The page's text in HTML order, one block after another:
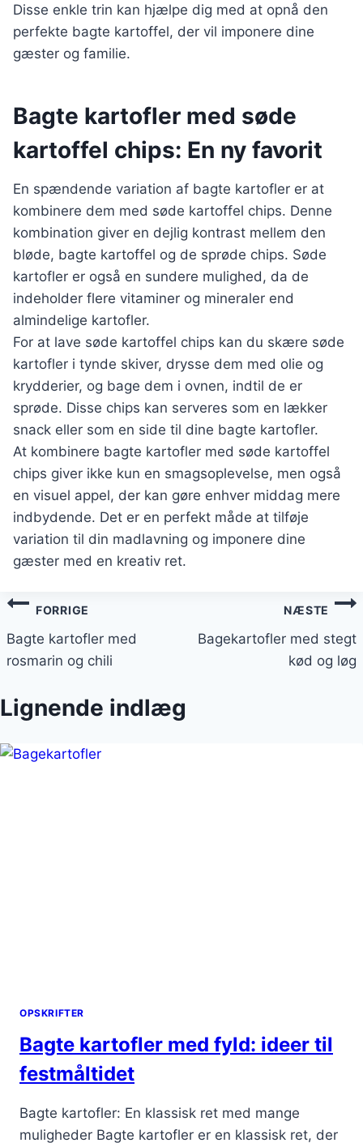
Disse enkle trin kan hjælpe dig med at opnå den
perfekte bagte kartoffel, der vil imponere dine
gæster og familie.
Bagte kartofler med søde
kartoffel chips: En ny favorit
En spændende variation af bagte kartofler er at
kombinere dem med søde kartoffel chips. Denne
kombination giver en dejlig kontrast mellem den
bløde, bagte kartoffel og de sprøde chips. Søde
kartofler er også en sundere mulighed, da de
indeholder flere vitaminer og mineraler end
almindelige kartofler.
For at lave søde kartoffel chips kan du skære søde
kartofler i tynde skiver, drysse dem med olie og
krydderier, og bage dem i ovnen, indtil de er
sprøde. Disse chips kan serveres som en lækker
snack eller som en side til dine bagte kartofler.
At kombinere bagte kartofler med søde kartoffel
chips giver ikke kun en smagsoplevelse, men også
en visuel appel, der kan gøre enhver middag mere
indbydende. Det er en perfekt måde at tilføje
variation til din madlavning og imponere dine
gæster med en kreativ ret.
Indlægsnavigation
FORRIGE
Bagte kartofler med
rosmarin og chili
NÆSTE
Bagekartofler med stegt
kød og løg
Lignende indlæg
OPSKRIFTER
Bagte kartofler med fyld: ideer til
festmåltidet
Bagte kartofler: En klassisk ret med mange
muligheder Bagte kartofler er en klassisk ret, der